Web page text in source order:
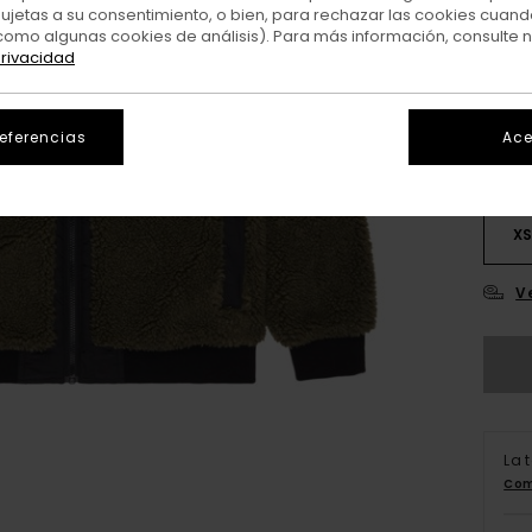
XS
La
a su consentimiento, o bien, para rechazar las cookies
algunas cookies de análisis). Para más información, consulte